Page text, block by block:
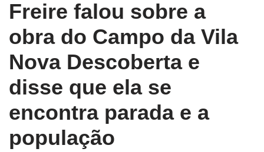
Freire falou sobre a
obra do Campo da Vila
Nova Descoberta e
disse que ela se
encontra parada e a
população